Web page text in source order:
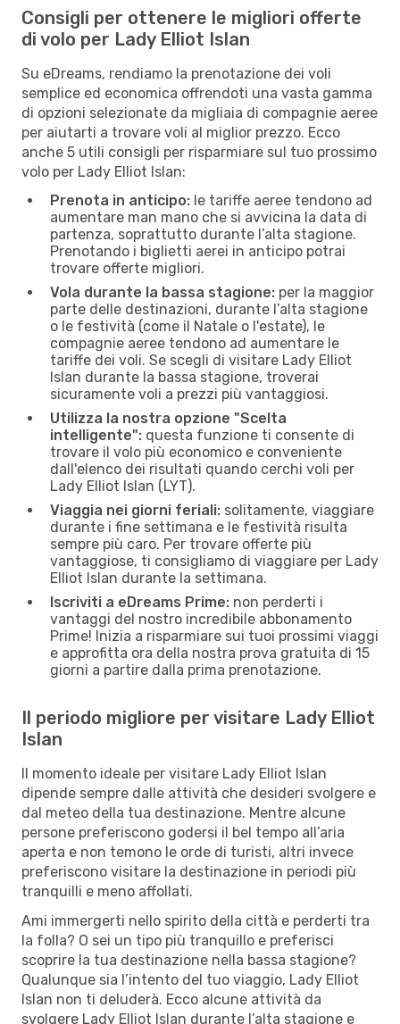
Consigli per ottenere le migliori offerte
di volo per Lady Elliot Islan
Su eDreams, rendiamo la prenotazione dei voli
semplice ed economica offrendoti una vasta gamma
di opzioni selezionate da migliaia di compagnie aeree
per aiutarti a trovare voli al miglior prezzo. Ecco
anche 5 utili consigli per risparmiare sul tuo prossimo
volo per Lady Elliot Islan:
Prenota in anticipo: le tariffe aeree tendono ad
aumentare man mano che si avvicina la data di
partenza, soprattutto durante l’alta stagione.
Prenotando i biglietti aerei in anticipo potrai
trovare offerte migliori.
Vola durante la bassa stagione: per la maggior
parte delle destinazioni, durante l’alta stagione
o le festività (come il Natale o l'estate), le
compagnie aeree tendono ad aumentare le
tariffe dei voli. Se scegli di visitare Lady Elliot
Islan durante la bassa stagione, troverai
sicuramente voli a prezzi più vantaggiosi.
Utilizza la nostra opzione "Scelta
intelligente": questa funzione ti consente di
trovare il volo più economico e conveniente
dall'elenco dei risultati quando cerchi voli per
Lady Elliot Islan (LYT).
Viaggia nei giorni feriali: solitamente, viaggiare
durante i fine settimana e le festività risulta
sempre più caro. Per trovare offerte più
vantaggiose, ti consigliamo di viaggiare per Lady
Elliot Islan durante la settimana.
Iscriviti a eDreams Prime: non perderti i
vantaggi del nostro incredibile abbonamento
Prime! Inizia a risparmiare sui tuoi prossimi viaggi
e approfitta ora della nostra prova gratuita di 15
giorni a partire dalla prima prenotazione.
Il periodo migliore per visitare Lady Elliot
Islan
Il momento ideale per visitare Lady Elliot Islan
dipende sempre dalle attività che desideri svolgere e
dal meteo della tua destinazione. Mentre alcune
persone preferiscono godersi il bel tempo all’aria
aperta e non temono le orde di turisti, altri invece
preferiscono visitare la destinazione in periodi più
tranquilli e meno affollati.
Ami immergerti nello spirito della città e perderti tra
la folla? O sei un tipo più tranquillo e preferisci
scoprire la tua destinazione nella bassa stagione?
Qualunque sia l’intento del tuo viaggio, Lady Elliot
Islan non ti deluderà. Ecco alcune attività da
svolgere Lady Elliot Islan durante l’alta stagione e